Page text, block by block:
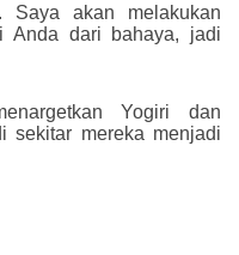
Saya akan melakukan
Anda dari bahaya, jadi
Yogiri dan
sekitar mereka menjadi